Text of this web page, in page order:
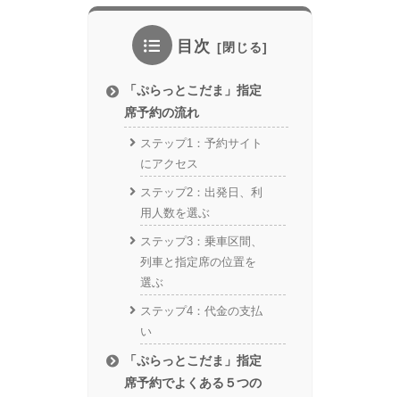
目次
「ぷらっとこだま」指定
席予約の流れ
ステップ1：予約サイト
にアクセス
ステップ2：出発日、利
用人数を選ぶ
ステップ3：乗車区間、
列車と指定席の位置を
選ぶ
ステップ4：代金の支払
い
「ぷらっとこだま」指定
席予約でよくある５つの